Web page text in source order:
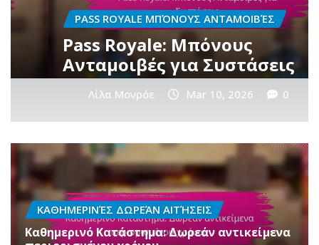
ΑΝΤΑΜΟΙΒΈΣ
Συστάσεις
0
PASS ROYALE
Pass Royale:
και Προσφορές
Λίλα Μονρόε
ΚΑΘΗΜΕΡΙΝΈΣ ΔΩΡΕΆΝ ΑΙΤΉΣΕΙΣ
Καθημερινό Κατάστημα: Δωρεάν αντικείμενα